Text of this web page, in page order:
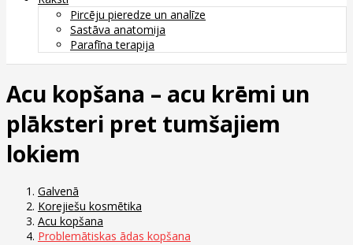
Pircēju pieredze un analīze
Sastāva anatomija
Parafīna terapija
Acu kopšana – acu krēmi un
plāksteri pret tumšajiem
lokiem
Galvenā
Korejiešu kosmētika
Acu kopšana
Problemātiskas ādas kopšana